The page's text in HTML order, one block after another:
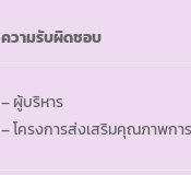
ความรับผิดชอบ
– ผู้บริหาร
– โครงการส่งเสริมคุณภาพกา